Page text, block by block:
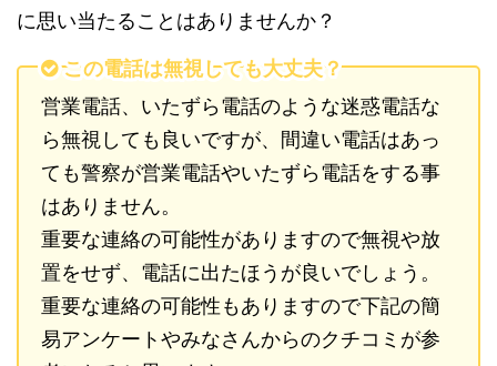
に思い当たることはありませんか？
この電話は無視しても大丈夫？
営業電話、いたずら電話のような迷惑電話な
ら無視しても良いですが、間違い電話はあっ
ても警察が営業電話やいたずら電話をする事
はありません。
重要な連絡の可能性がありますので無視や放
置をせず、電話に出たほうが良いでしょう。
重要な連絡の可能性もありますので下記の簡
易アンケートやみなさんからのクチコミが参